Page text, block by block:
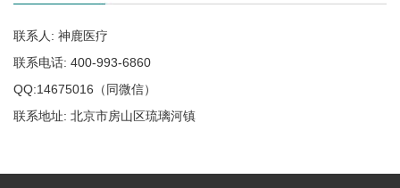
联系人: 神鹿医疗
联系电话: 400-993-6860
QQ:14675016（同微信）
联系地址: 北京市房山区琉璃河镇